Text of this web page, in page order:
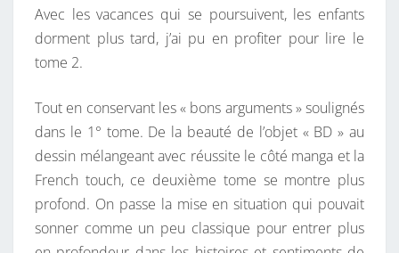
Avec les vacances qui se poursuivent, les enfants
dorment plus tard, j’ai pu en profiter pour lire le
tome 2.
Tout en conservant les « bons arguments » soulignés
dans le 1° tome. De la beauté de l’objet « BD » au
dessin mélangeant avec réussite le côté manga et la
French touch, ce deuxième tome se montre plus
profond. On passe la mise en situation qui pouvait
sonner comme un peu classique pour entrer plus